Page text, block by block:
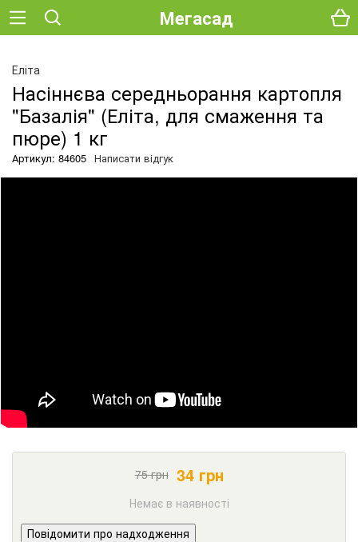
Мегасад
Еліта
Насіннєва середньорання картопля
"Базалія" (Еліта, для смаження та
пюре) 1 кг
Артикул: 84605 Написати відгук
75грн 34грн
Немає в наявності
Повідомити про надходження